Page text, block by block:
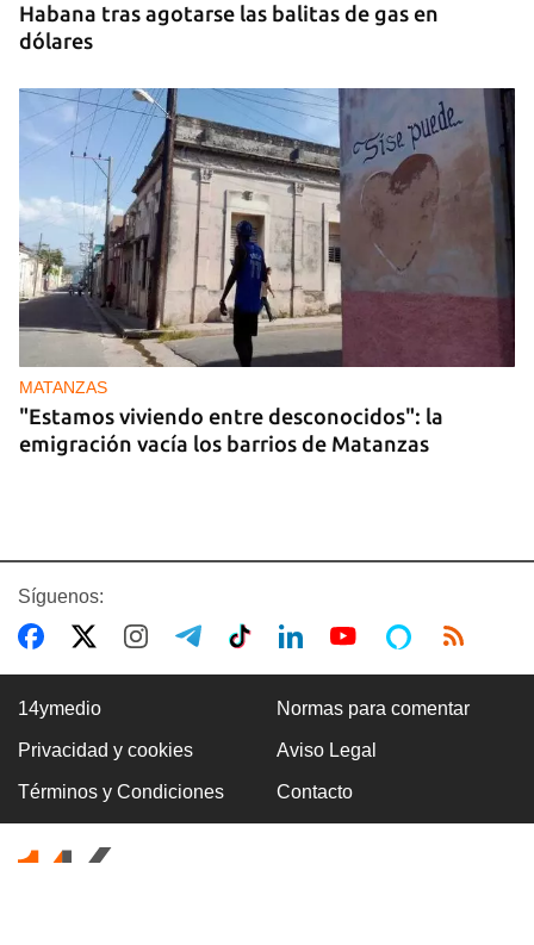
Habana tras agotarse las balitas de gas en
dólares
MATANZAS
"Estamos viviendo entre desconocidos": la
emigración vacía los barrios de Matanzas
ARANCELES
Lula acusa a Marco Rubio de ser
"antilatinoamericano" y de alentar el conflicto
Síguenos:
14ymedio Normas para comentar
Privacidad y cookies Aviso Legal
Términos y Condiciones Contacto